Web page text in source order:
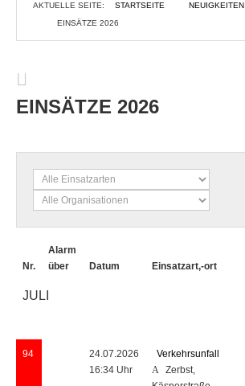
AKTUELLE SEITE: STARTSEITE
NEUIGKEITEN
EINSÄTZE 2026
EINSÄTZE 2026
Nr.
Alarm
über
Datum Einsatzart,-ort
JULI
94
24.07.2026
16:34 Uhr
Verkehrsunfall
Zerbst,